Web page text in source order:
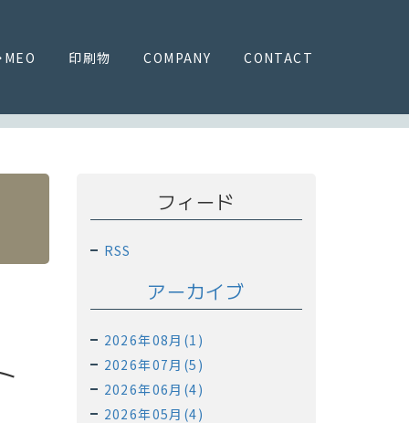
MEO 印刷物 COMPANY CONTACT
フィード
RSS
アーカイブ
2026年08月(1)
2026年07月(5)
2026年06月(4)
2026年05月(4)